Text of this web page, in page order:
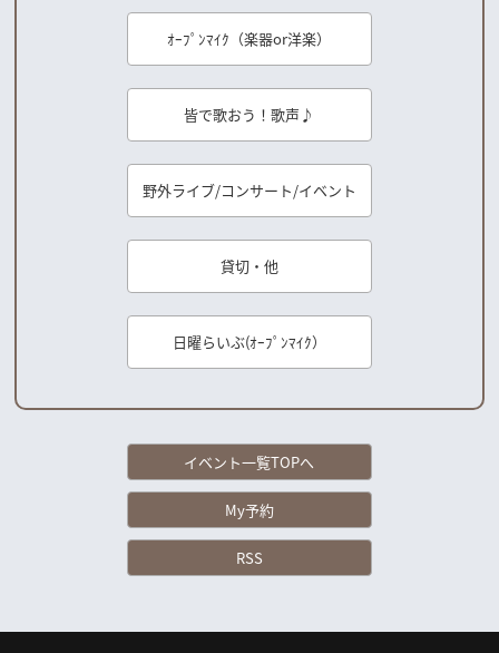
ｵｰﾌﾟﾝﾏｲｸ（楽器or洋楽）
皆で歌おう！歌声♪
野外ライブ/コンサート/イベント
貸切・他
日曜らいぶ(ｵｰﾌﾟﾝﾏｲｸ）
イベント一覧TOPへ
My予約
RSS